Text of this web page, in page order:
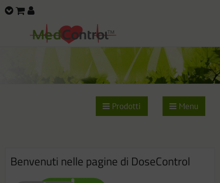
Prodotti Menu
Benvenuti nelle pagine di DoseControl